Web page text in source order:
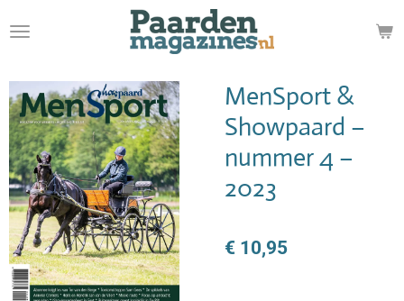
direct
de
hoofdinhoud
MenSport &
Showpaard –
nummer 4 –
2023
€ 10,95